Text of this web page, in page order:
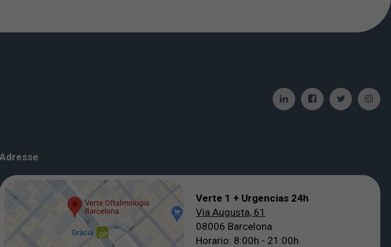
Adresse
Verte 1 + Urgencias 24h
Via Augusta, 61
08006 Barcelona
Horario: 8:00h - 21:00h